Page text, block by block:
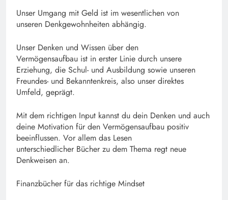
Unser Umgang mit Geld ist im wesentlichen von
unseren Denkgewohnheiten abhängig.
Unser Denken und Wissen über den
Vermögensaufbau ist in erster Linie durch unsere
Erziehung, die Schul- und Ausbildung sowie unseren
Freundes- und Bekanntenkreis, also unser direktes
Umfeld, geprägt.
Mit dem richtigen Input kannst du dein Denken und auch
deine Motivation für den Vermögensaufbau positiv
beeinflussen. Vor allem das Lesen
unterschiedlicher Bücher zu dem Thema regt neue
Denkweisen an.
Finanzbücher für das richtige Mindset